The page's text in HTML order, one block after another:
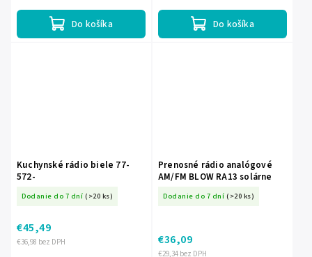
Do košíka Do košíka
Kuchynské rádio biele 77-
572-
Dodanie do 7 dní (>20 ks)
€36,98 bez DPH
€45,49
Prenosné rádio analógové
AM/FM BLOW RA13 solárne
Dodanie do 7 dní (>20 ks)
€29,34 bez DPH
€36,09